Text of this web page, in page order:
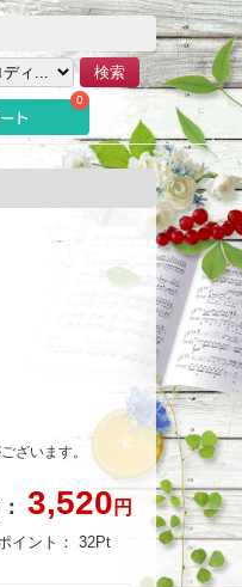
検索
0
ざいます。
： 3,520 円
イント： 32Pt